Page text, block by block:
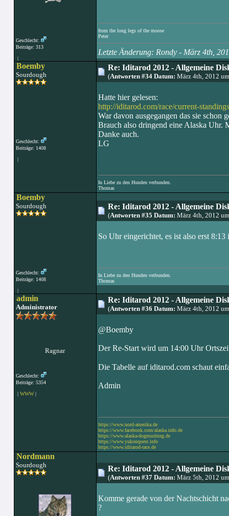
Geschlecht:
Beiträge: 313
|
from the long legs of the moose
Peter
Letzte Änderung: Rondy - März 4th,
Boemby
Sourdough
Geschlecht:
Beiträge: 1408
|
Re: Iditarod 2012 - Allgemeine
(Antworten #34 Datum: März 4th, 2012
Hatte hier gelesen:
http://iditarod.com/race/current-
War davon ausgegangen das sie schon
Brauch also dringend eine Alaska
Danke auch.
LG
In Liebe zu den Hunden verbunden.
Thomas
Boemby
Sourdough
Geschlecht:
Beiträge: 1408
|
Re: Iditarod 2012 - Allgemeine
(Antworten #35 Datum: März 4th, 2012
So Uhr eingerichtet, es ist also erst
In Liebe zu den Hunden verbunden.
Thomas
admin
Administrator
Ragnar
Geschlecht:
Beiträge: 5354
| WWW|
Re: Iditarod 2012 - Allgemeine
(Antworten #36 Datum: März 4th, 2012
@Boemby
Der Re-Start wird um 14:00 Uhr
Die Tabelle auf iditarod.com schaut
Admin
https://www.nord-amerika.de
https://www.facebook.com/alaska.info.de
https://www.alaska-dogmushing.de
https://www.yukonquest.info
https://www.iditarod-race.de
Nordmann
Sourdough Re: Iditarod 2012 - Allgemeine
(Antworten #37 Datum: März 5th, 2012
Komme gerade von der Nachtschicht
?